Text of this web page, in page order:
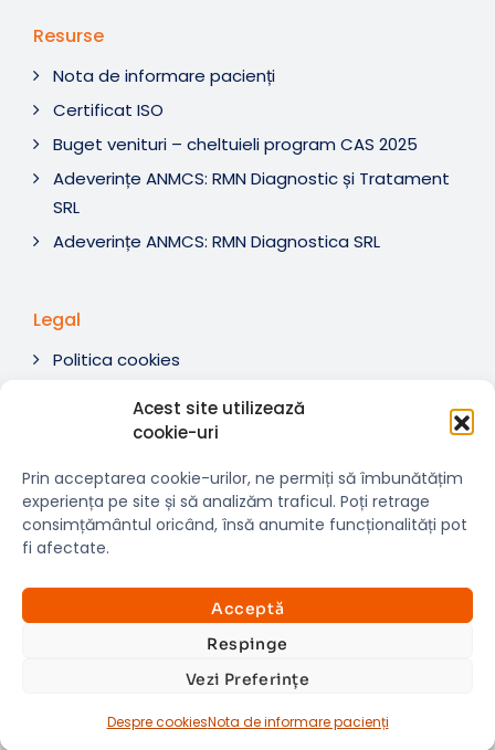
Acest site utilizează
cookie-uri
Prin acceptarea cookie-urilor, ne permiți să îmbunătățim
experiența pe site și să analizăm traficul. Poți retrage
consimțământul oricând, însă anumite funcționalități pot
fi afectate.
Acceptă
Respinge
Vezi Preferințe
Despre cookiesNota de informare pacienți
Resurse
Nota de informare pacienți
Certificat ISO
Buget venituri – cheltuieli program CAS 2025
Adeverințe ANMCS: RMN Diagnostic și Tratament
SRL
Adeverințe ANMCS: RMN Diagnostica SRL
Legal
Politica cookies
Soluționare litigii
×
Consultații si investigații
Află detalii